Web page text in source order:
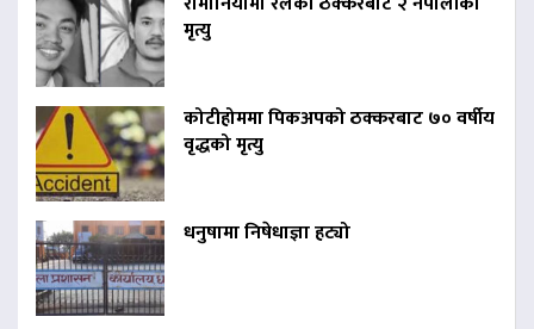
मृत्यु
कोटीहोममा पिकअपको ठक्करबाट ७० वर्षीय
वृद्धको मृत्यु
धनुषामा निषेधाज्ञा हट्यो